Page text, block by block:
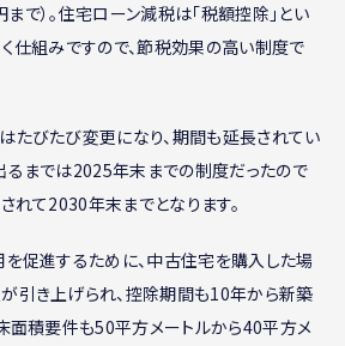
で）。住宅ローン減税は「税額控除」とい
仕組みですので、節税効果の高い制度で
たびたび変更になり、期間も延長されてい
るまでは2025年末までの制度だったので
れて2030年末までとなります。
を促進するために、中古住宅を購入した場
引き上げられ、控除期間も10年から新築
面積要件も50平方メートルから40平方メ